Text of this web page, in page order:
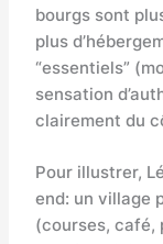
bourgs sont
plus
“essentiels”
sensation
clairement du
Pour illustrer,
end: un village
(courses, café,